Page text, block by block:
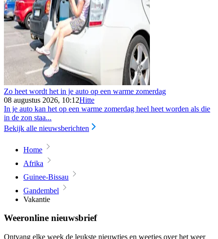
Zo heet wordt het in je auto op een warme zomerdag
08 augustus 2026, 10:12Hitte
In je auto kan het op een warme zomerdag heel heet worden als die
in de zon staa...
Bekijk alle nieuwsberichten
Home
Afrika
Guinee-Bissau
Gandembel
Vakantie
Weeronline nieuwsbrief
Ontvang elke week de leukste nieuwtjes en weetjes over het weer